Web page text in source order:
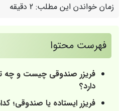
زمان خواندن این مطلب: 2 دقیقه
فهرست محتوا
فریزر صندوقی چیست و چه
دارد؟
فریزر ایستاده یا صندوقی؛